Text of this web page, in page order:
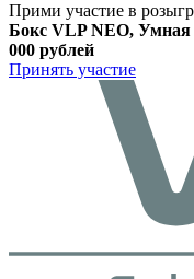
Прими участие в
Бокс VLP NEO, Умная
000 рублей
Принять участие